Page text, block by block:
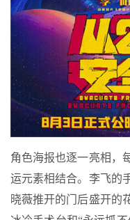
角色海报也逐一亮相，
运元素相结合。李飞的
晓薇推开的门后盛开的